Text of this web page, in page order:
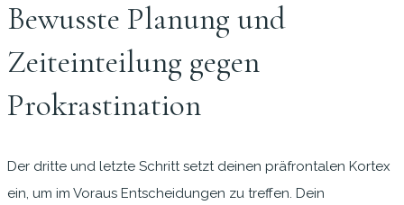
Bewusste Planung und
Zeiteinteilung gegen
Prokrastination
Der dritte und letzte Schritt setzt deinen präfrontalen Kortex
ein, um im Voraus Entscheidungen zu treffen. Dein